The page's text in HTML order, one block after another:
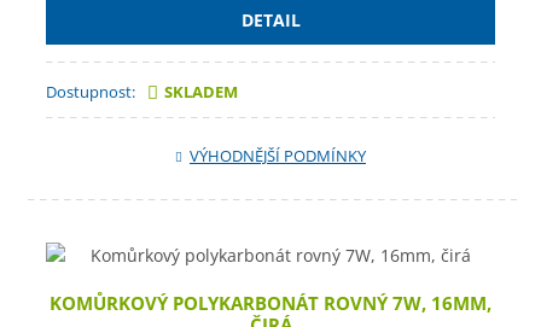
DETAIL
Dostupnost: SKLADEM
VÝHODNĚJŠÍ PODMÍNKY
KOMŮRKOVÝ POLYKARBONÁT ROVNÝ 7W, 16MM,